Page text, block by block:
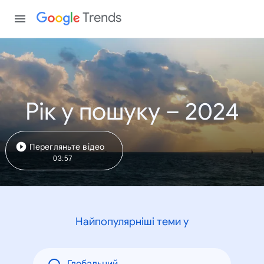
Trends
Рік у пошуку – 2024
Перегляньте відео
03:57
Найпопулярніші теми у